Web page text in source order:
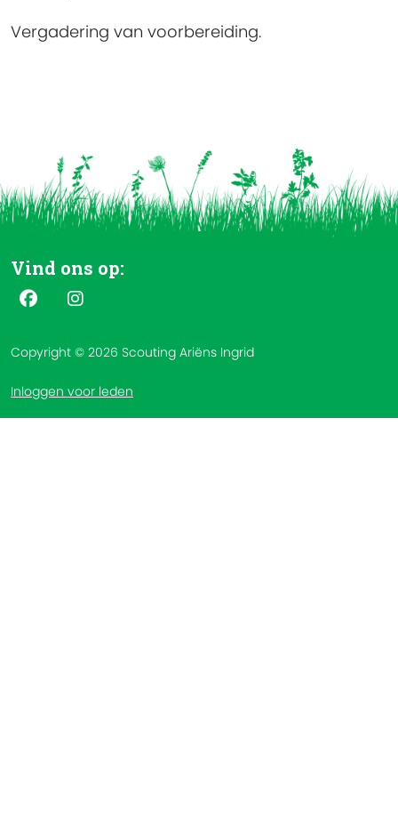
Vergadering van voorbereiding.
Vind ons op:
Copyright © 2026 Scouting Ariëns Ingrid
Inloggen voor leden